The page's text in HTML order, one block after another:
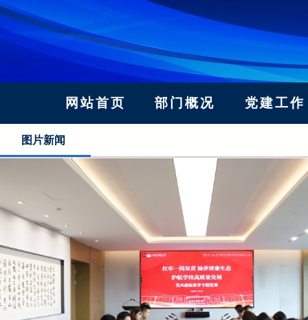
网站首页 部门概况 党建工作
图片新闻